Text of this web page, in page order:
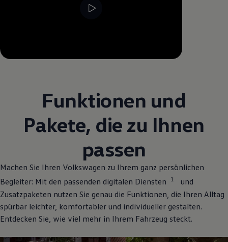
Remaining time, --:--
Funktionen und
Pakete, die zu Ihnen
passen
Machen Sie Ihren Volkswagen zu Ihrem ganz persönlichen
Begleiter: Mit den passenden digitalen Diensten
1
und
Zusatzpaketen nutzen Sie genau die Funktionen, die Ihren Alltag
spürbar leichter, komfortabler und individueller gestalten.
Entdecken Sie, wie viel mehr in Ihrem Fahrzeug steckt.